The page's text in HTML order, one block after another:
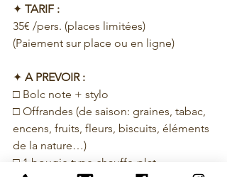
✦ TARIF :
35€ /pers. (places limitées)
(Paiement sur place ou en ligne)
✦ A PREVOIR :
□ Bolc note + stylo
□ Offrandes (de saison: graines, tabac,
encens, fruits, fleurs, biscuits, éléments
de la nature…)
□ 1 bougie type chauffe-plat